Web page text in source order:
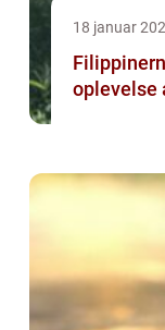
18 januar
oplevelse